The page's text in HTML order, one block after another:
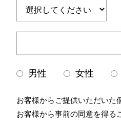
男性 女性
お客様からご提供いただいた
お客様から事前の同意を得る